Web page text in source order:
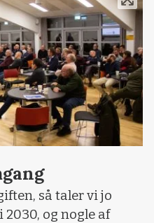
så taler vi jo
og nogle af